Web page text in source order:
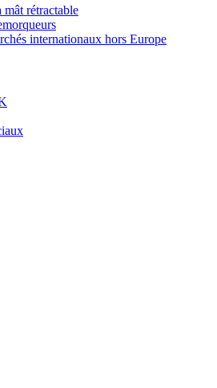
mât rétractable
internationaux hors Europe